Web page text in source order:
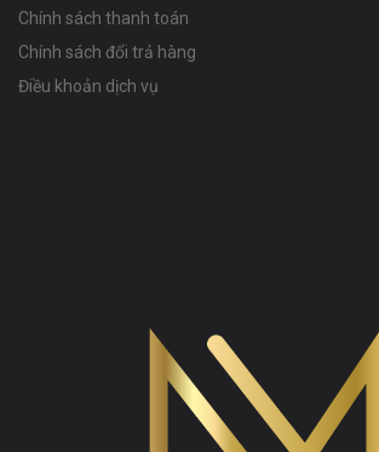
Chính sách thanh toán
Chính sách đổi trả hàng
Điều khoản dịch vụ